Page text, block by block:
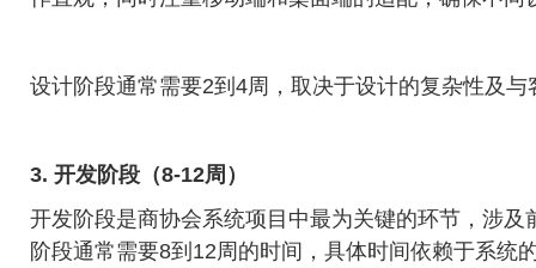
设计阶段通常需要2到4周，取决于设计的复杂性及与
3. 开发阶段（8-12周）
开发阶段是商协会系统项目中最为关键的环节，涉
阶段通常需要8到12周的时间，具体时间依赖于系统